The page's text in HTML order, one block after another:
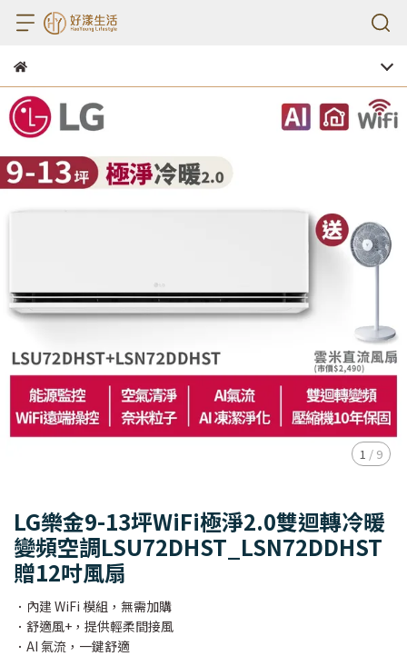
1 / 9
LG樂金9-13坪WiFi極淨2.0雙迴轉冷暖
變頻空調LSU72DHST_LSN72DDHST
贈12吋風扇
．內建 WiFi 模組，無需加購
．舒適風+，提供輕柔間接風
．AI 氣流，一鍵舒適